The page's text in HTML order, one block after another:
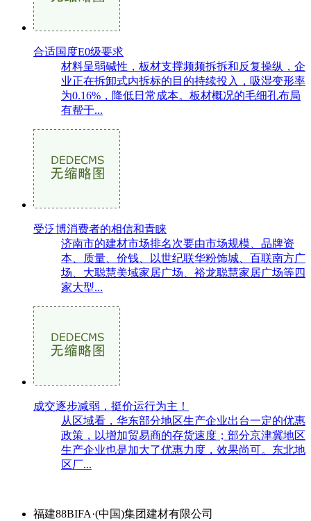
合适国度E0级要求
材料呈弱碱性，板材支撑频频拆拆和反复操纵，企
业正在拆卸式内拆标的目的持续投入，吸湿变形率
为0.16%，降低日常成本。板材概况的毛细孔布局
有帮于...
受泛博消费者的相信和青睐
济南市的建材市场排名次要由市场规模、品牌资
本、质量、价钱、以世纪联华粉饰城、百联南方广
场、大聪慧美域家居广场、裕龙聪慧家居广场等四
家大型...
成交逐步减弱，挺价运行为主！
从区域看，华东部分地区生产企业出台一定的优惠
政策，以增加贸易商的存货速度；部分京津冀地区
生产企业也是加大了优惠力度，效果尚可。东北地
区厂...
福建88BIFA·(中国)集团建材有限公司